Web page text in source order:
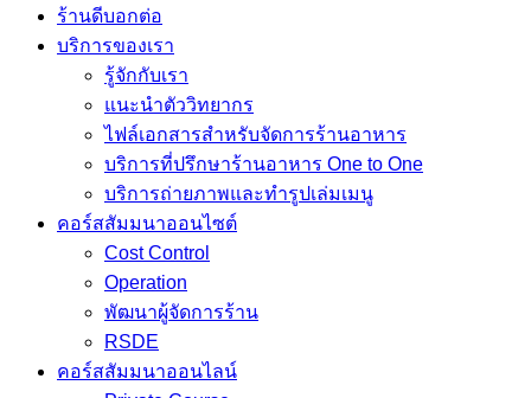
ร้านดีบอกต่อ
บริการของเรา
รู้จักกับเรา
แนะนำตัววิทยากร
ไฟล์เอกสารสำหรับจัดการร้านอาหาร
บริการที่ปรึกษาร้านอาหาร One to One
บริการถ่ายภาพและทำรูปเล่มเมนู
คอร์สสัมมนาออนไซต์
Cost Control
Operation
พัฒนาผู้จัดการร้าน
RSDE
คอร์สสัมมนาออนไลน์